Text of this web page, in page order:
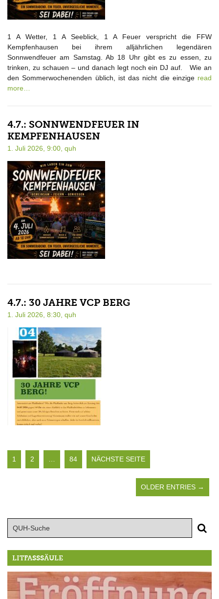
1 A Wetter, 1 A Seeblick, 1 A Feuer verspricht die FFW
Kempfenhausen bei ihrem alljährlichen legendären
Sonnwendfeuer am Samstag. Ab 18 Uhr gibt es zu essen, zu
trinken, zu schauen – und danach legt noch ein DJ auf. Wie an
den Sommerwochenenden üblich, ist das nicht die einzige read
more…
4.7.: SONNWENDFEUER IN
KEMPFENHAUSEN
1. Juli 2026, 9:00, quh
4.7.: 30 JAHRE VCP BERG
1. Juli 2026, 8:30, quh
1 2 … 84 NÄCHSTE SEITE
OLDER ENTRIES →
LITFASSSÄULE